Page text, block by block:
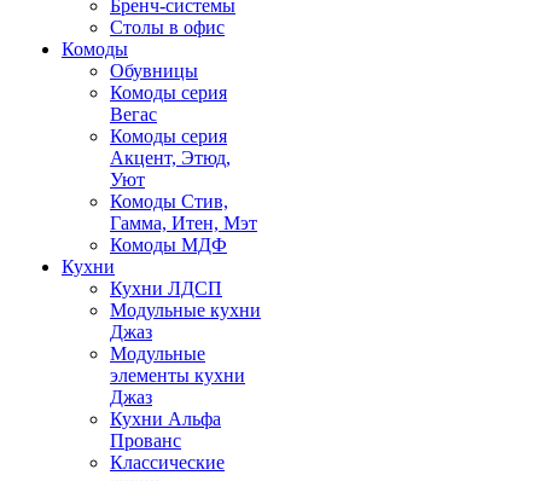
Бренч-системы
Столы в офис
Комоды
Обувницы
Комоды серия
Вегас
Комоды серия
Акцент, Этюд,
Уют
Комоды Стив,
Гамма, Итен, Мэт
Комоды МДФ
Кухни
Кухни ЛДСП
Модульные кухни
Джаз
Модульные
элементы кухни
Джаз
Кухни Альфа
Прованс
Классические